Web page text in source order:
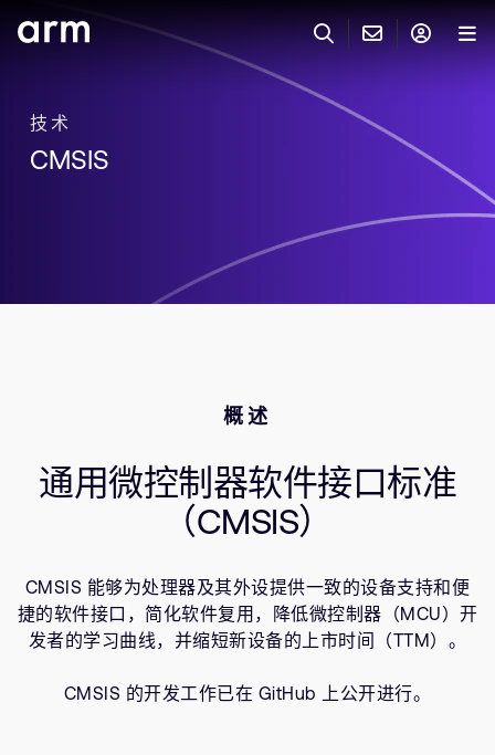
Skip to Main Content
联系技术支持
一般 IP 授权方案
人才招聘
投资者
通报安全漏洞
Arm 全球总部
ARM 账户
需要 Arm ID 吗？ 在此注册
工具软件
控制台
管理您的账户
用户个人资料
产品
技术
CMSIS
概述
通用微控制器软件接口标准
（CMSIS）
CMSIS 能够为处理器及其外设提供一致的设备支持和便
捷的软件接口，简化软件复用，降低微控制器（MCU）开
发者的学习曲线，并缩短新设备的上市时间（TTM）。
CMSIS 的开发工作已在 GitHub 上公开进行。